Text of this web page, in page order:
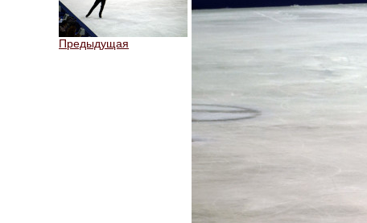
Предыдущая